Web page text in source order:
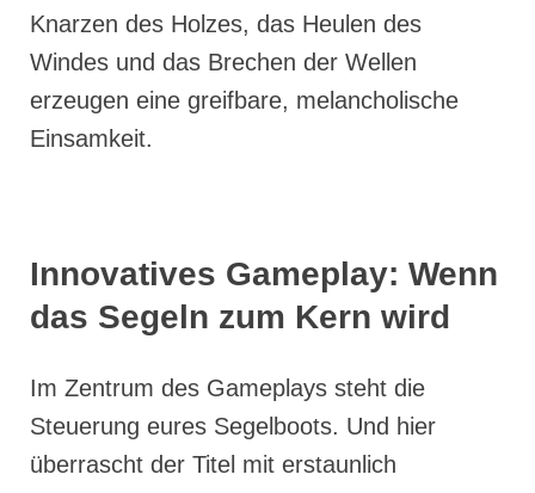
Knarzen des Holzes, das Heulen des
Windes und das Brechen der Wellen
erzeugen eine greifbare, melancholische
Einsamkeit.
Innovatives Gameplay: Wenn
das Segeln zum Kern wird
Im Zentrum des Gameplays steht die
Steuerung eures Segelboots. Und hier
überrascht der Titel mit erstaunlich